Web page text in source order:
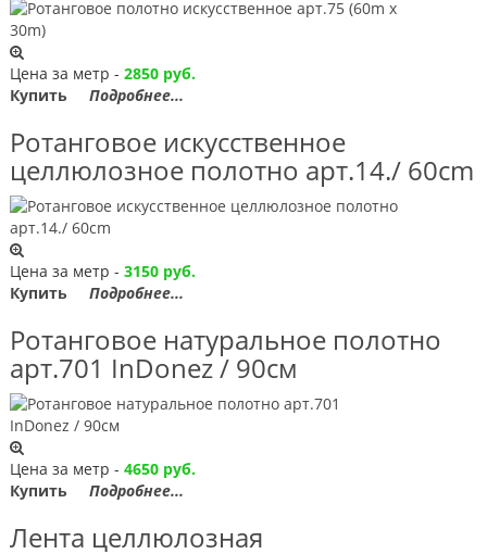
Цена за метр - 2850 руб.
Купить
Подробнее...
Ротанговое искусственное
целлюлозное полотно арт.14./ 60сm
Цена за метр - 3150 руб.
Купить
Подробнее...
Ротанговое натуральное полотно
арт.701 InDonez / 90см
Цена за метр - 4650 руб.
Купить
Подробнее...
Лента целлюлозная